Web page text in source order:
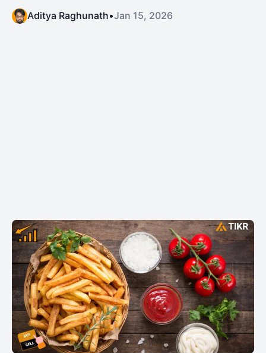
Aditya Raghunath•Jan 15, 2026